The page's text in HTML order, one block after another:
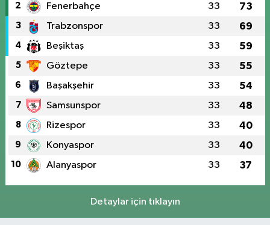
2 Fenerbahçe 33 73
3 Trabzonspor 33 69
4 Beşiktaş 33 59
5 Göztepe 33 55
6 Başakşehir 33 54
7 Samsunspor 33 48
8 Rizespor 33 40
9 Konyaspor 33 40
10 Alanyaspor 33 37
Detaylar için tıklayın